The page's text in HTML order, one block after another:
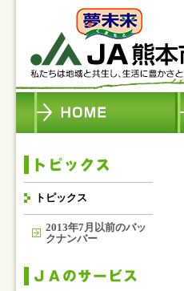
トピックス
2013年7月以前のバッ
クナンバー